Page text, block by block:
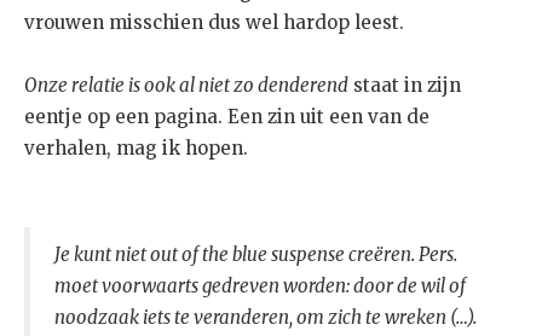
vrouwen misschien dus wel hardop leest.
Onze relatie is ook al niet zo denderend staat in zijn
eentje op een pagina. Een zin uit een van de
verhalen, mag ik hopen.
Je kunt niet out of the blue suspense creëren. Pers.
moet voorwaarts gedreven worden: door de wil of
noodzaak iets te veranderen, om zich te wreken (…).